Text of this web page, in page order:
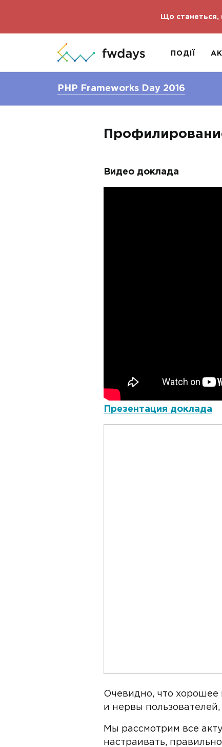
Що станеться,
ПОДІЇ
PHP Frameworks Day 2016
Видео доклада
Презентация доклада
Очевидно, что хорошее
и нервы
Мы рассмотрим все
настраивать,